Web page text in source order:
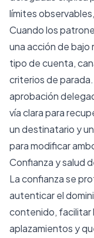
límites
Cuando los
una acción de
tipo de cuenta,
criterios de parada.
aprobación
vía clara para
un destinatario y
para modificar
Confianza y salud
La confianza se
autenticar el
contenido, facilitar
aplazamientos y